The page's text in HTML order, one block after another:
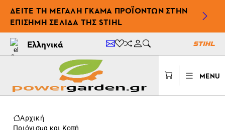
ΔΕΊΤΕ ΤΗ ΜΕΓΆΛΗ ΓΚΆΜΑ ΠΡΟΪΌΝΤΩΝ ΣΤΗΝ
ΕΠΊΣΗΜΗ ΣΕΛΊΔΑ ΤΗΣ STIHL
Ελληνικά
MENU
Αρχική
Πριόνισμα και Κοπή